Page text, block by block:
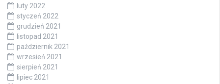
luty 2022
styczeń 2022
grudzień 2021
listopad 2021
październik 2021
wrzesień 2021
sierpień 2021
lipiec 2021